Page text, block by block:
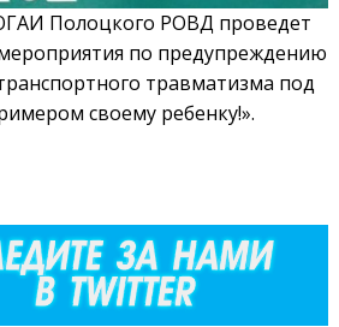
Полоцкого РОВД проведет
по предупреждению
травматизма под
своему ребенку!».